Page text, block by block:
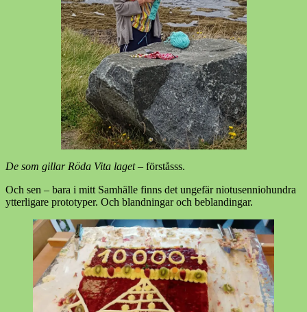
De som gillar Röda Vita laget– förståsss.
Och sen – bara i mitt Samhälle finns det ungefär niotusenniohundra
ytterligare prototyper. Och blandningar och beblandingar.